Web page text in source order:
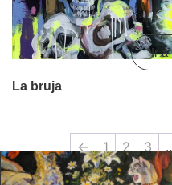
La bruja
← 1 2 3
Ir a